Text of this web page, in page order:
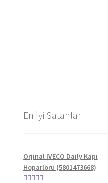
En İyi Satanlar
Orjinal IVECO Daily Kapı
Hoparlörü (5801473668)